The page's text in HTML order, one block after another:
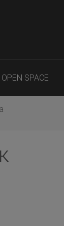
OPEN SPACE